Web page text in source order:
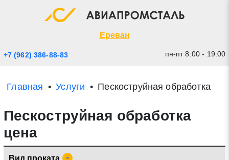
Ереван
+7 (962) 386-88-83 пн-пт 8:00 - 19:00
Главная Услуги Пескоструйная обработка
Пескоструйная обработка
цена
Вид проката
Экспресс заявка